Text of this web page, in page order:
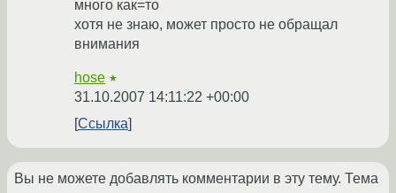
много как=то
хотя не знаю, может просто не обращал
внимания
hose ★
31.10.2007 14:11:22 +00:00
Ссылка
Вы не можете добавлять комментарии в эту тему. Тема